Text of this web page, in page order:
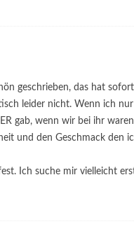
geschrieben, das hat
leider nicht. Wenn ich
gab, wenn wir bei ihr
und den Geschmack
Ich suche mir vielleicht